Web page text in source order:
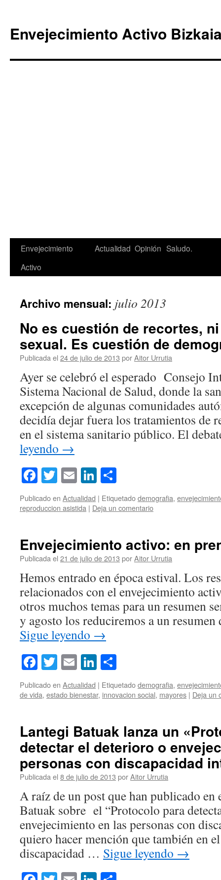
Envejecimiento Activo
Saltar
Envejecimiento
Activo
Actualidad Opinión Saludo.
Archivo mensual: julio 2013
No es cuestión de recortes,
sexual. Es cuestión de
Publicada el 24 de julio de 2013 porAitor Urrutia
Ayer se celebró el esperado Consejo
Sistema Nacional de Salud, donde la
excepción de algunas comunidades
decidía dejar fuera los tratamientos de
en el sistema sanitario público. El
leyendo →
Facebook
Twitter
EmailLinkedIn
Publicado en Actualidad | Etiquetadodemografia,
reproduccion asistida | Deja un comentario
Envejecimiento activo: en
Publicada el 21 de julio de 2013 porAitor Urrutia
Hemos entrado en época estival. Los
relacionados con el envejecimiento
otros muchos temas para un resumen
y agosto los reduciremos a un
Sigue leyendo →
Facebook
Twitter
EmailLinkedIn
Publicado en Actualidad | Etiquetadodemografia,
de vida, estado bienestar, innovacion social, mayores | Deja un
Lantegi Batuak lanza un
detectar el deterioro o
personas con discapacidad
Publicada el 8 de julio de 2013 porAitor Urrutia
A raíz de un post que han publicado
Batuak sobre el “Protocolo para
envejecimiento en las personas con
quiero hacer mención que también en
discapacidad … Sigue leyendo →